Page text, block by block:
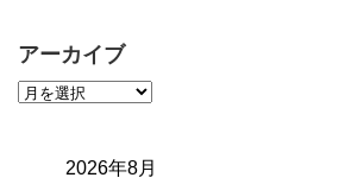
アーカイブ
2026年8月